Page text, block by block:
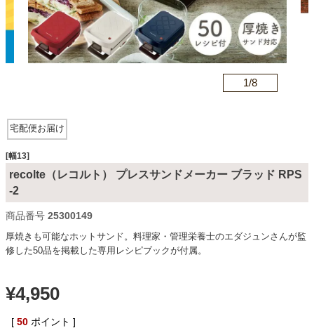
カテゴリから探す
ソファ
椅子・チェア
食器棚・キッチン収納
1/8
宅配便お届け
[幅13]
recolte（レコルト） プレスサンドメーカー ブラッド RPS
-2
商品番号 25300149
厚焼きも可能なホットサンド。料理家・管理栄養士のエダジュンさんが監
修した50品を掲載した専用レシピブックが付属。
¥4,950
[ 50 ポイント ]